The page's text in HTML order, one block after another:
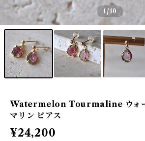
1/10
Watermelon Tourmaline ウォー
マリン ピアス
¥24,200